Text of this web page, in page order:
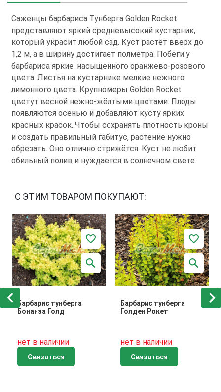
Саженцы барбариса Тунберга Gоldеn Rосkеt
представляют яркий средневысокий кустарник,
который украсит любой сад. Куст растёт вверх до
1,2 м, а в ширину достигает полметра. Побеги у
барбариса яркие, насыщенного оранжево-розового
цвета. Листья на кустарнике мелкие нежного
лимонного цвета. Крупномеры Gоldеn Rосkеt
цветут весной нежно-жёлтыми цветами. Плоды
появляются осенью и добавляют кусту ярких
красных красок. Чтобы сохранять плотность кроны
и создать правильный габитус, растение нужно
обрезать. Оно отлично стрижётся. Куст не любит
обильный полив и нуждается в солнечном свете.
С ЭТИМ ТОВАРОМ ПОКУПАЮТ:
Барбарис тунберга
Бонанза Голд
нет в наличии
Связаться
Барбарис тунберга
Голден Рокет
нет в наличии
Связаться